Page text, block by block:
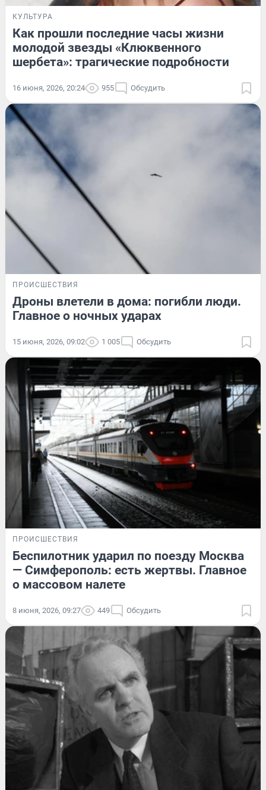
КУЛЬТУРА
Как прошли последние часы жизни
молодой звезды «Клюквенного
шербета»: трагические подробности
16 июня, 2026, 20:24 955 Обсудить
ПРОИСШЕСТВИЯ
Дроны влетели в дома: погибли люди.
Главное о ночных ударах
15 июня, 2026, 09:02 1 005 Обсудить
ПРОИСШЕСТВИЯ
Беспилотник ударил по поезду Москва
— Симферополь: есть жертвы. Главное
о массовом налете
8 июня, 2026, 09:27 449 Обсудить